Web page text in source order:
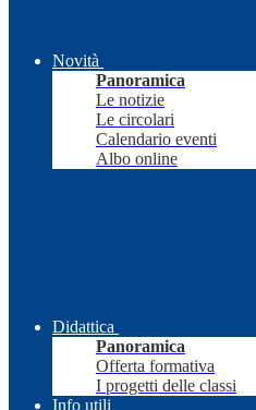
Novità
Panoramica
Le notizie
Le circolari
Calendario eventi
Albo online
Didattica
Panoramica
Offerta formativa
I progetti delle classi
Info utili